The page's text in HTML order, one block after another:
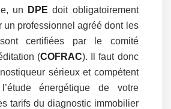
un
DPE doit obligatoirement
un professionnel agréé dont les
sont certifiées par le comité
(COFRAC). Il faut donc
sérieux et compétent
énergétique de votre
tarifs du diagnostic immobilier